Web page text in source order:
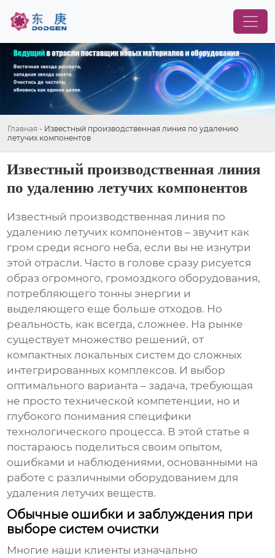
Главная - Известный производственная линия по удалению
летучих компонентов
Известный производственная линия
по удалению летучих компонентов
Известный производственная линия по
удалению летучих компонентов – звучит как
гром среди ясного неба, если вы не изнутри
этой отрасли. Часто в голове сразу рисуется
образ огромного, громоздкого оборудования,
потребляющего тонны энергии и
выделяющего еще больше отходов. Но
реальность, как всегда, сложнее. На рынке
существует множество решений, от
компактных локальных систем до сложных
интегрированных комплексов. И выбор
оптимального варианта – задача, требующая
не просто технической компетенции, но и
глубокого понимания специфики
технологического процесса. В этой статье я
постараюсь поделиться своим опытом,
ошибками и наблюдениями, основанными на
работе с различными оборудованием для
удаления летучих веществ.
Обычные ошибки и заблуждения при
выборе систем очистки
Многие наши клиенты изначально